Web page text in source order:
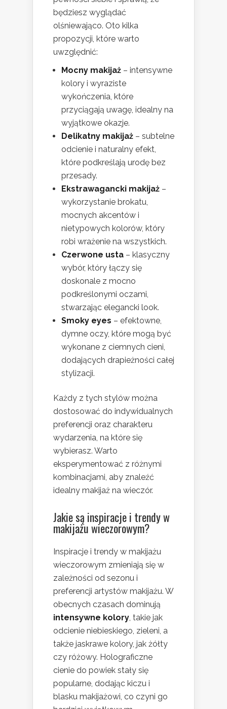
będziesz wyglądać
olśniewająco. Oto kilka
propozycji, które warto
uwzględnić:
Mocny makijaż – intensywne
kolory i wyraziste
wykończenia, które
przyciągają uwagę, idealny na
wyjątkowe okazje.
Delikatny makijaż – subtelne
odcienie i naturalny efekt,
które podkreślają urodę bez
przesady.
Ekstrawagancki makijaż –
wykorzystanie brokatu,
mocnych akcentów i
nietypowych kolorów, który
robi wrażenie na wszystkich.
Czerwone usta – klasyczny
wybór, który łączy się
doskonale z mocno
podkreślonymi oczami,
stwarzając elegancki look.
Smoky eyes – efektowne,
dymne oczy, które mogą być
wykonane z ciemnych cieni,
dodających drapieżności całej
stylizacji.
Każdy z tych stylów można
dostosować do indywidualnych
preferencji oraz charakteru
wydarzenia, na które się
wybierasz. Warto
eksperymentować z różnymi
kombinacjami, aby znaleźć
idealny makijaż na wieczór.
Jakie są inspiracje i trendy w
makijażu wieczorowym?
Inspiracje i trendy w makijażu
wieczorowym zmieniają się w
zależności od sezonu i
preferencji artystów makijażu. W
obecnych czasach dominują
intensywne kolory, takie jak
odcienie niebieskiego, zieleni, a
także jaskrawe kolory, jak żółty
czy różowy. Holograficzne
cienie do powiek stały się
popularne, dodając kiczu i
blasku makijażowi, co czyni go